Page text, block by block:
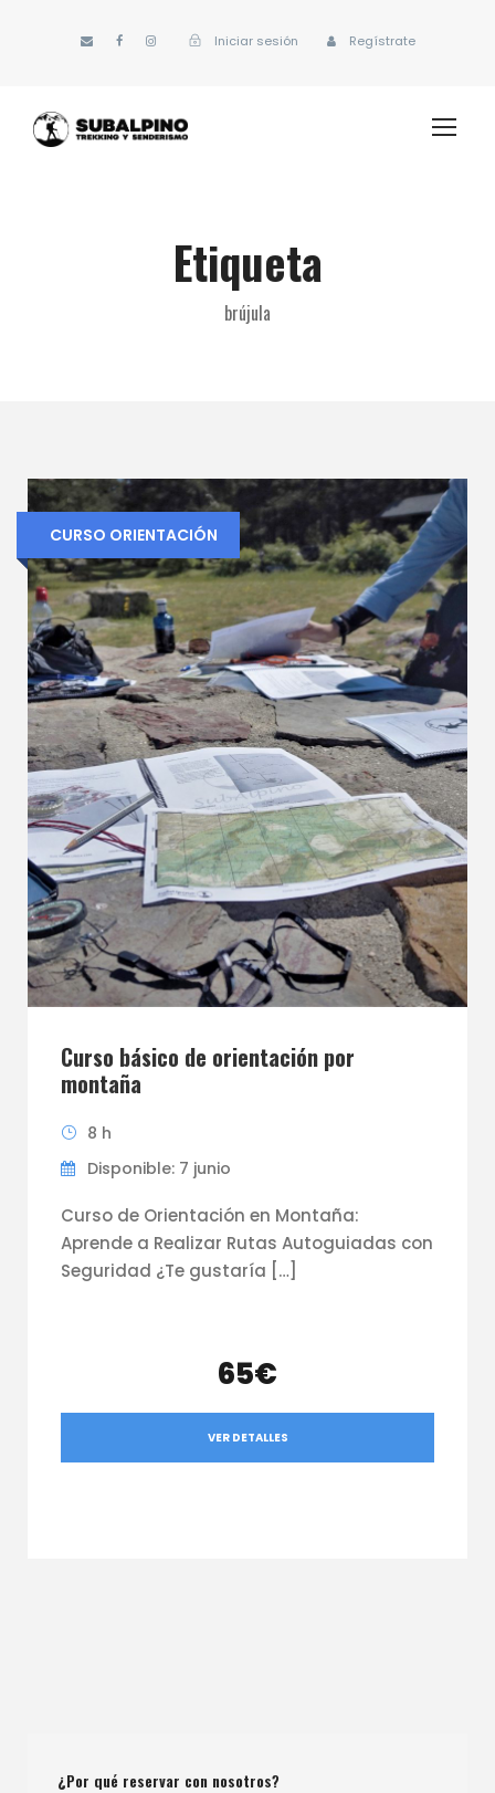
Iniciar sesión Regístrate
Etiqueta
brújula
CURSO ORIENTACIÓN
Curso básico de orientación por
montaña
8 h
Disponible: 7 junio
Curso de Orientación en Montaña:
Aprende a Realizar Rutas Autoguiadas con
Seguridad ¿Te gustaría […]
65€
VER DETALLES
¿Por qué reservar con nosotros?